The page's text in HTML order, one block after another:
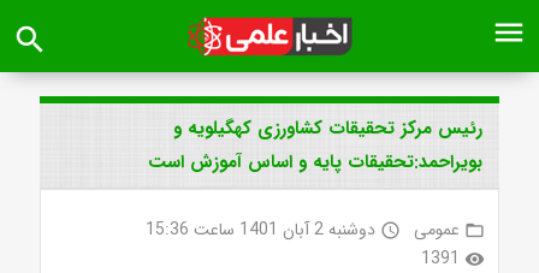
menu
search
رئیس مرکز تحقیقات کشاورزی کهگیلویه و
بویراحمد:تحقیقات پایه و اساس آموزش است
folder_open عمومی access_time دوشنبه 2 آبان 1401 ساعت 15:36
visibility
1391